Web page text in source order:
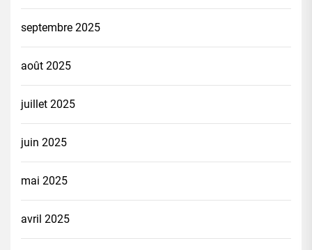
septembre 2025
août 2025
juillet 2025
juin 2025
mai 2025
avril 2025